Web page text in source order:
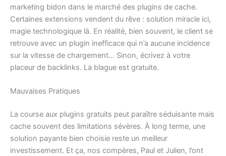
marketing bidon dans le marché des plugins de cache.
Certaines extensions vendent du rêve : solution miracle ici,
magie technologique là. En réalité, bien souvent, le client se
retrouve avec un plugin inefficace qui n’a aucune incidence
sur la vitesse de chargement… Sinon, écrivez à votre
placeur de backlinks. La blague est gratuite.
Mauvaises Pratiques
La course aux plugins gratuits peut paraître séduisante mais
cache souvent des limitations sévères. À long terme, une
solution payante bien choisie reste un meilleur
investissement. Et ça, nos compères, Paul et Julien, l’ont